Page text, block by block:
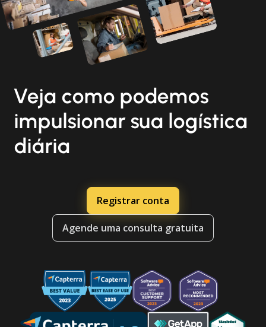
Veja como podemos
impulsionar sua logística
diária
Registrar conta
Agende uma consulta gratuita